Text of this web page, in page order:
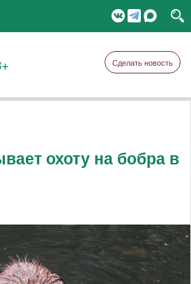
Сделать новость
охоту на бобра в